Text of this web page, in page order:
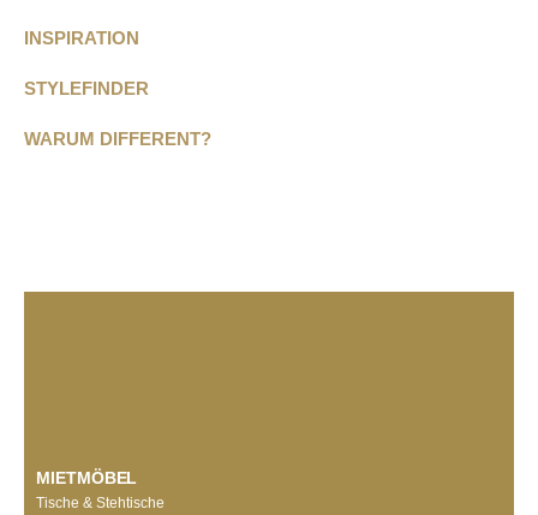
INSPIRATION
STYLEFINDER
WARUM DIFFERENT?
MIETMÖBEL
Tische & Stehtische